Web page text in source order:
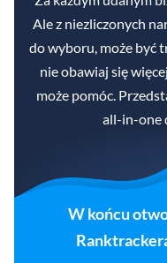
Ale z niezliczonych
do wyboru, może być
nie obawiaj się
może pomóc.
all-in-one
W końcu